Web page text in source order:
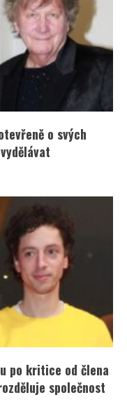
o svých
po kritice od člena
společnost